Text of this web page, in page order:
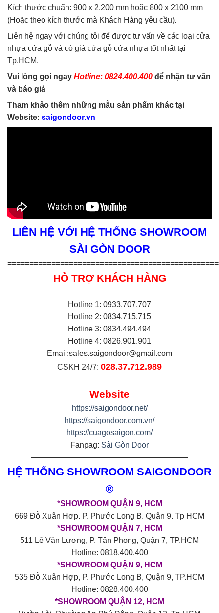
Kích thước chuẩn: 900 x 2.200 mm hoặc 800 x 2100 mm
(Hoặc theo kích thước mà Khách Hàng yêu cầu).
Liên hệ ngay với chúng tôi để được tư vấn về các loại cửa
nhựa cửa gỗ và có giá cửa gỗ cửa nhựa tốt nhất tại
Tp.HCM.
Vui lòng gọi ngay Hotline: 0824.400.400 để nhận tư vấn
và báo giá
Tham khảo thêm những mẫu sản phẩm khác tại
Website: saigondoor.vn
LIÊN HỆ VỚI HỆ THỐNG SHOWROOM
SÀI GÒN DOOR
================================================
HỖ TRỢ KHÁCH HÀNG
Hotline 1: 0933.707.707
Hotline 2: 0834.715.715
Hotline 3: 0834.494.494
Hotline 4: 0826.901.901
Email:sales.saigondoor@gmail.com
CSKH 24/7: 028.37.712.989
Website
https://saigondoor.net/
https://saigondoor.com.vn/
https://cuagosaigon.com/
Fanpag: Sài Gòn Door
————————————————————
HỆ THỐNG SHOWROOM SAIGONDOOR
®
*SHOWROOM QUẬN 9, HCM
669 Đỗ Xuân Hợp, P. Phước Long B, Quận 9, Tp HCM
*SHOWROOM QUẬN 7, HCM
511 Lê Văn Lương, P. Tân Phong, Quận 7, TP.HCM
Hotline: 0818.400.400
*SHOWROOM QUẬN 9, HCM
535 Đỗ Xuân Hợp, P. Phước Long B, Quận 9, TP.HCM
Hotline: 0828.400.400
*SHOWROOM QUẬN 12, HCM